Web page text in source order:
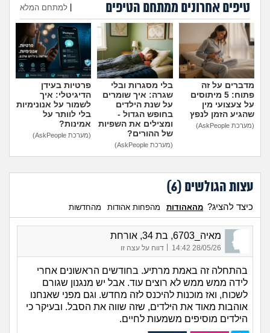
מה שעובר עליי
שומרים על הגוף
פיננסי וכלכלה
בין הסדינים
חיות מחמד
יוקר המחיה
טיפים אחרונים ממתחם הטיפים למתחם המלא
הוספת טיפ
מדברים על זה
פתוח: 5 מיתוסים
על צעצועי מין
שהגיע הזמן לנפץ
(מערכת AskPeople)
בלי מסגרות ובלי
שגרה: איך שומרים
על שנת הילדים
בחופש הגדול -
ומצילים את השפיות
של ההורים?
(מערכת AskPeople)
פרטיות בעידן
הדיגיטלי: איך
לשמור על אנונימיות
בלי לוותר על
אמינות?
(מערכת AskPeople)
עצות הגולשים (6
)
כיצד להציג? מהאהודות מהפחות אהודות מהחדשות
מאיה_6703, בת 34, אורחת
28/05/26 14:42 דווח על עצה זו
בהתחלה זה באמת מרתיע. בחודשים הראשונים אחרי
לידה ממש ממש לא רוצים עוד. אבל יש מנגנון שגורם
לשכוח, ואז מוכנות להיכנס לזה מחדש. וגם מפני שאנחנו
אוהבות מאוד את הילדים, שזה שווה את הסבל. ובעיקר כי
הילדים מוסיפים משמעות לחיים.